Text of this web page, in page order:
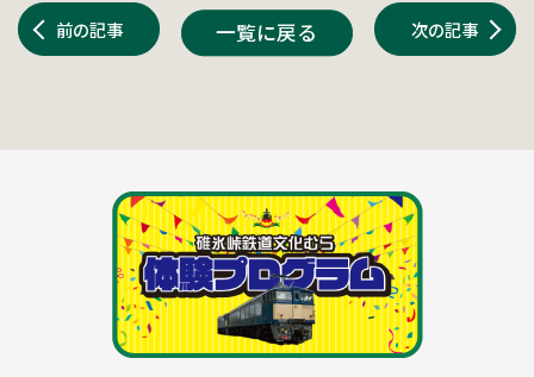
前の記事 次の記事
一覧に戻る